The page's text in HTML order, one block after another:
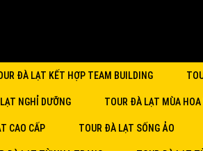
ĐÀ LẠT KẾT HỢP TEAM BUILDING
NGHỈ DƯỠNG TOUR ĐÀ LẠT MÙA HOA
CAO CẤP TOUR ĐÀ LẠT SỐNG ẢO